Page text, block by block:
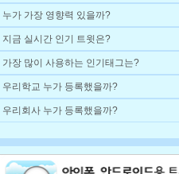
누가 가장 영향력 있을까?
지금 실시간 인기 트윗은?
가장 많이 사용하는 인기태그는?
우리학교 누가 등록했을까?
우리회사 누가 등록했을까?